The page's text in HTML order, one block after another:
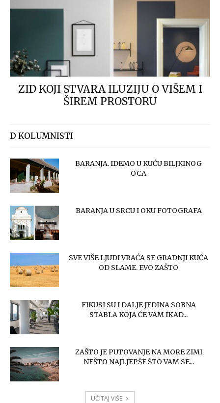
ZID KOJI STVARA ILUZIJU O VIŠEM I
ŠIREM PROSTORU
D KOLUMNISTI
BARANJA. IDEMO U KUĆU BILJKINOG
OCA
BARANJA U SRCU I OKU FOTOGRAFA
SVE VIŠE LJUDI VRAĆA SE GRADNJI KUĆA
OD SLAME. EVO ZAŠTO
FIKUSI SU I DALJE JEDINA SOBNA
STABLA KOJA ĆE VAM IKAD...
ZAŠTO JE PUTOVANJE NA MORE ZIMI
NEŠTO NAJLJEPŠE ŠTO VAM SE...
UČITAJ VIŠE